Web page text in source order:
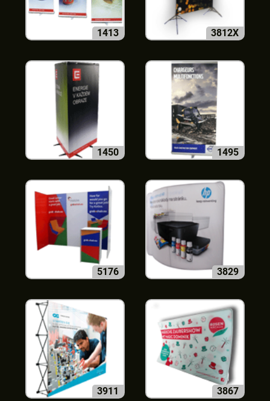
1413 3812X
1450 1495
5176 3829
3911 3867